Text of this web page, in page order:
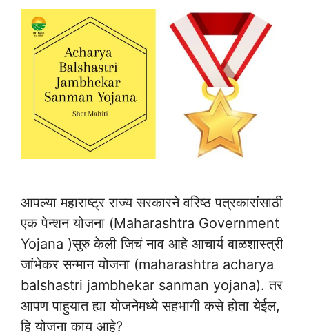
आपल्या महाराष्ट्र राज्य सरकारने वरिष्ठ पत्रकारांसाठी
एक पेन्शन योजना (Maharashtra Government
Yojana )सुरु केली जिचं नाव आहे आचार्य बाळशास्त्री
जांभेकर सन्मान योजना (maharashtra acharya
balshastri jambhekar sanman yojana). तर
आपण पाहुयात ह्या योजनेमध्ये सहभागी कसे होता येईल,
हि योजना काय आहे?